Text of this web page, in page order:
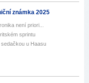
známka 2025
není priori...
sprintu
u Haasu